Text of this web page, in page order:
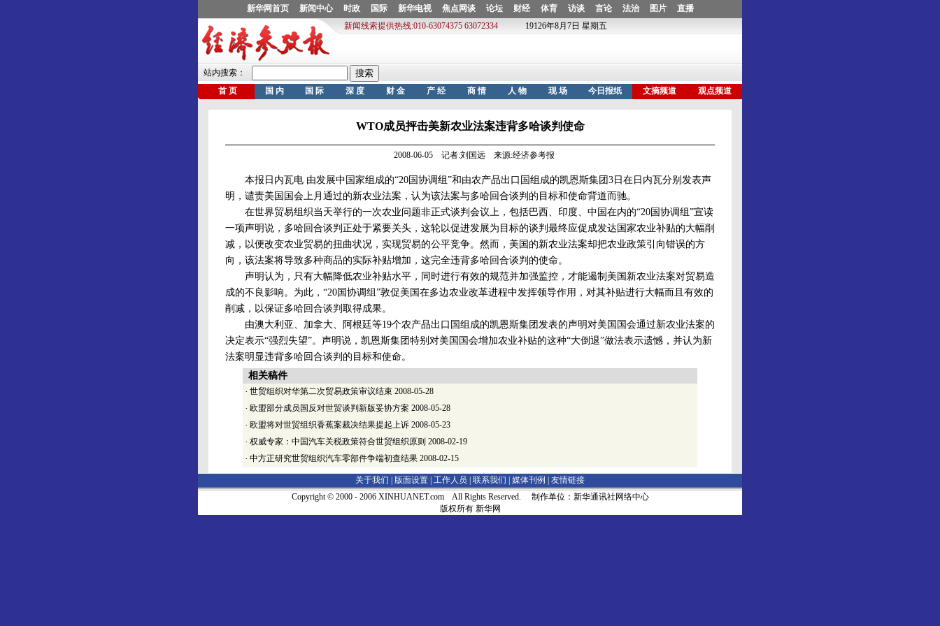
WTO成员抨击美新农业法案违背多哈谈判使命
2008-06-05 记者:刘国远 来源:经济参考报
本报日内瓦电 由发展中国家组成的“20国协调组”和由农产品出口国组成的凯恩斯集团3日在日内瓦分别发表声
明，谴责美国国会上月通过的新农业法案，认为该法案与多哈回合谈判的目标和使命背道而驰。
在世界贸易组织当天举行的一次农业问题非正式谈判会议上，包括巴西、印度、中国在内的“20国协调组”宣读
一项声明说，多哈回合谈判正处于紧要关头，这轮以促进发展为目标的谈判最终应促成发达国家农业补贴的大幅削
减，以便改变农业贸易的扭曲状况，实现贸易的公平竞争。然而，美国的新农业法案却把农业政策引向错误的方
向，该法案将导致多种商品的实际补贴增加，这完全违背多哈回合谈判的使命。
声明认为，只有大幅降低农业补贴水平，同时进行有效的规范并加强监控，才能遏制美国新农业法案对贸易造
成的不良影响。为此，“20国协调组”敦促美国在多边农业改革进程中发挥领导作用，对其补贴进行大幅而且有效的
削减，以保证多哈回合谈判取得成果。
由澳大利亚、加拿大、阿根廷等19个农产品出口国组成的凯恩斯集团发表的声明对美国国会通过新农业法案的
决定表示“强烈失望”。声明说，凯恩斯集团特别对美国国会增加农业补贴的这种“大倒退”做法表示遗憾，并认为新
法案明显违背多哈回合谈判的目标和使命。
相关稿件
· 世贸组织对华第二次贸易政策审议结束 2008-05-28
· 欧盟部分成员国反对世贸谈判新版妥协方案 2008-05-28
· 欧盟将对世贸组织香蕉案裁决结果提起上诉 2008-05-23
· 权威专家：中国汽车关税政策符合世贸组织原则 2008-02-19
· 中方正研究世贸组织汽车零部件争端初查结果 2008-02-15
关于我们 | 版面设置 工作人员 联系我们 媒体刊例
友情链接
Copyright © 2000 - 2006 XINHUANET.com All Rights Reserved. 制作单位：新华通讯社网络中心
版权所有 新华网